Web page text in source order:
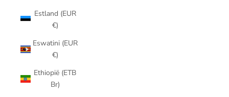
Estland (EUR
€)
Eswatini (EUR
€)
Ethiopië (ETB
Br)